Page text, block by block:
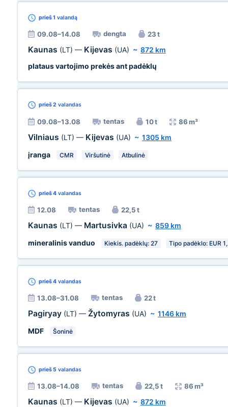
prieš 1 valandą
09.08–14.08 dengta 23 t
Kaunas (LT) — Kijevas (UA) ~ 872 km
plataus vartojimo prekės ant padėklų
prieš 2 valandas
09.08–13.08 tentas 10 t 86 m³
Vilniaus (LT) — Kijevas (UA) ~ 1305 km
įranga
CMR Viršutinė Atbulinė
prieš 4 valandas
12.08 tentas 22,5 t
Kaunas (LT) — Martusivka (UA) ~ 859 km
mineralinis vanduo
Kiekis. padėklų: 27 Tipo padėklo: EUR
prieš 4 valandas
13.08–31.08 tentas 22 t
Pagiryay (LT) — Žytomyras (UA) ~ 1146 km
MDF
Šoninė
prieš 5 valandas
13.08–14.08 tentas 22,5 t 86 m³
Kaunas (LT) — Kijevas (UA) ~ 872 km